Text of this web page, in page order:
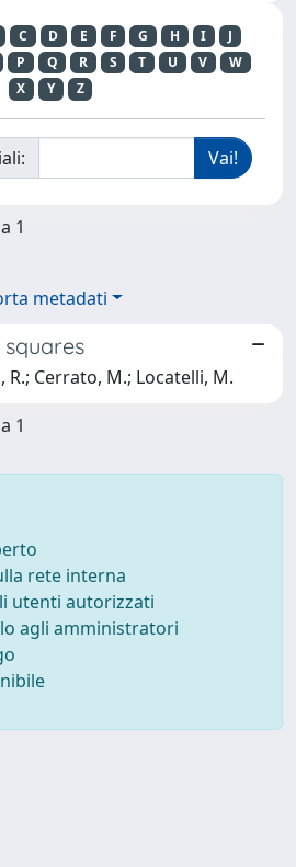
C D E F G H I
J
P Q R S T U V
W
X
Y Z
1
metadati
R.; Cerrato, M.; Locatelli, M.
1
rete interna
utenti autorizzati
agli amministratori